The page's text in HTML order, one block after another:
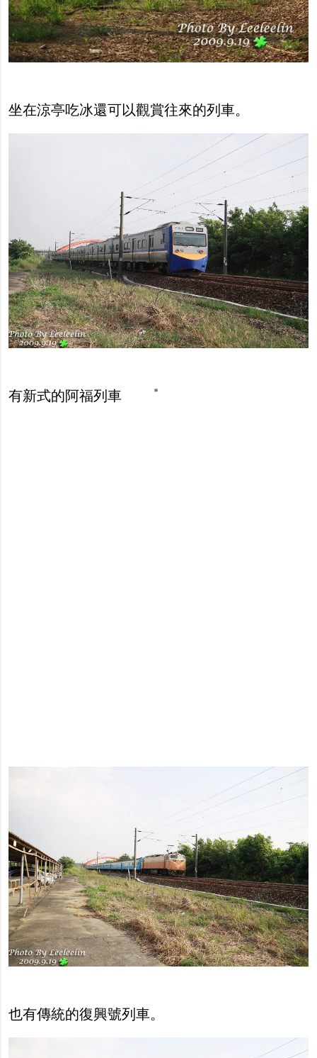
坐在涼亭吃冰還可以觀賞往來的列車。
有新式的阿福列車
也有傳統的復興號列車。